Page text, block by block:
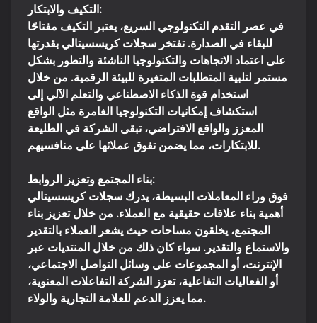
التكيف والابتكار:
في عصر التقدم التكنولوجي السريع، يعتبر التكيف مفتاحًا
للبقاء في الصدارة. تفتخر سجلات كريسسيتالي بقدرتها
على اعتماد الاتجاهات والتكنولوجيا الناشئة والتطور بشكل
مستمر لتلبية المتطلبات المتغيرة للبيئة الرقمية. من خلال
استخدام قوة الذكاء الاصطناعي والتعلم الآلي إلى
استكشاف إمكانيات التكنولوجيا الغامرة مثل الواقع
المعزز والواقع الافتراضي، تبقى الشركة في الطليعة
للابتكارات، مما يضمن تفوق عملائها على منافسيهم.
بناء المجتمع وتعزيز الروابط:
فوق وراء المعاملات البسيطة، يدرك سجلات كريسسيتالي
أهمية بناء علاقات حقيقية مع العملاء. من خلال تعزيز بناء
المجتمع، يخلقون مساحات حيث يشعر العملاء بالتقدير
والاستماع والتقدير. سواء كان ذلك من خلال المنتديات عبر
الإنترنت، أو المجموعات على وسائل التواصل الاجتماعي،
أو الفعاليات التفاعلية، تعزز الشركة التفاعلات المعنوية،
مما يعزز الدعم للعلامة التجارية والولاء.